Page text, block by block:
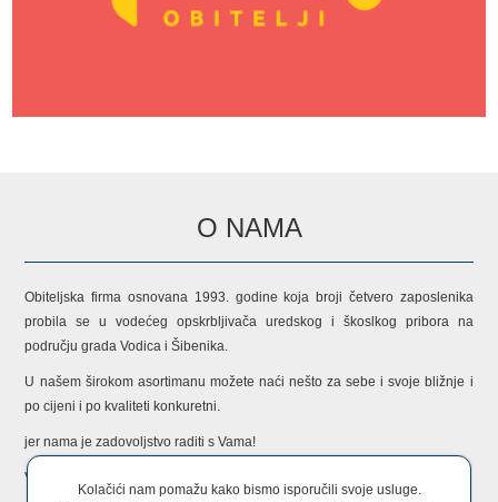
O NAMA
Obiteljska firma osnovana 1993. godine koja broji četvero zaposlenika
probila se u vodećeg opskrbljivača uredskog i škoslkog pribora na
području grada Vodica i Šibenika.
U našem širokom asortimanu možete naći nešto za sebe i svoje bližnje i
po cijeni i po kvaliteti konkuretni.
jer nama je zadovoljstvo raditi s Vama!
Vaš MKula tim!
Kolačići nam pomažu kako bismo isporučili svoje usluge.